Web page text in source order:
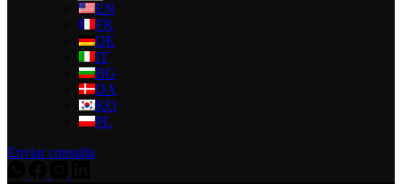
EN
FR
DE
IT
BG
DA
KO
PL
Enviar consulta